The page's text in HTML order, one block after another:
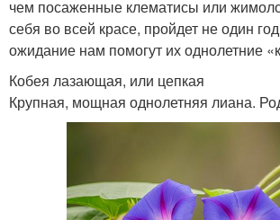
чем посаженные клематисы или
себя во всей красе, пройдет не один
ожидание нам помогут их однолетние
Кобея лазающая, или цепкая
Крупная, мощная однолетняя лиана.